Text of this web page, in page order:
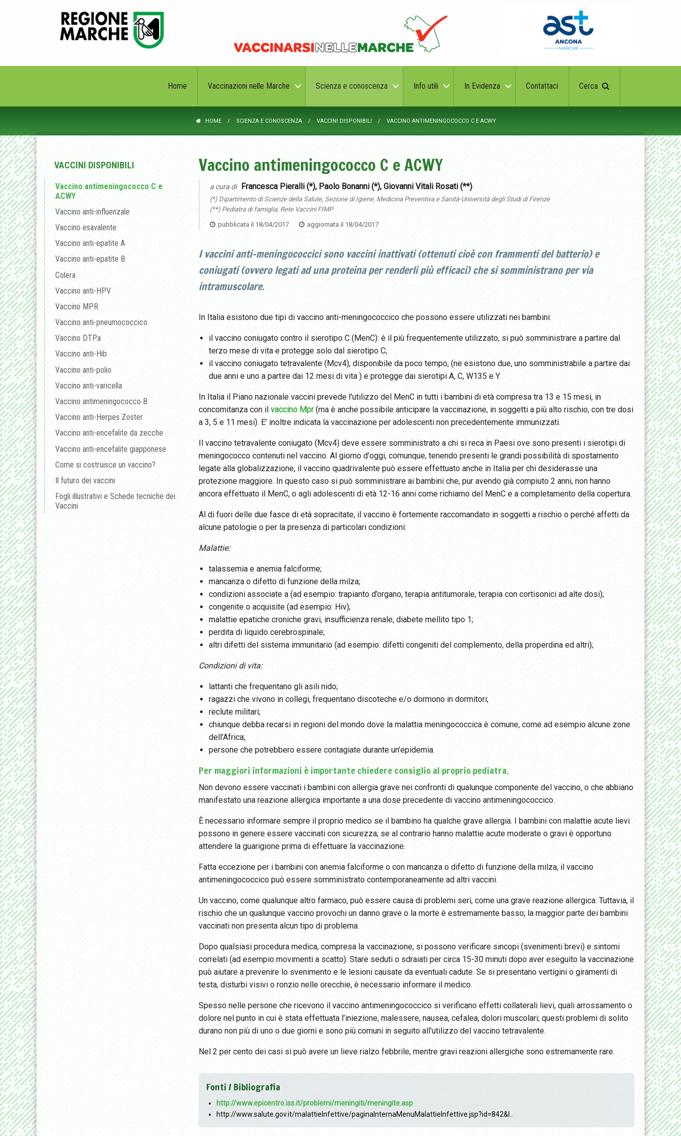
Home Vaccinazioni nelle Marche Scienza e conoscenza Info utili In Evidenza Contattaci Cerca
HOME SCIENZA E CONOSCENZA VACCINI DISPONIBILI VACCINO ANTIMENINGOCOCCO C E ACWY
VACCINI DISPONIBILI
Vaccino antimeningococco C e
ACWY
Vaccino anti-influenzale
Vaccino esavalente
Vaccino anti-epatite A
Vaccino anti-epatite B
Colera
Vaccino anti-HPV
Vaccino MPR
Vaccino anti-pneumococcico
Vaccino DTPa
Vaccino anti-Hib
Vaccino anti-polio
Vaccino anti-varicella
Vaccino antimeningococco B
Vaccino anti-Herpes Zoster
Vaccino anti-encefalite da zecche
Vaccino anti-encefalite giapponese
Come si costruisce un vaccino?
Il futuro dei vaccini
Fogli illustrativi e Schede tecniche dei
Vaccini
Vaccino antimeningococco C e ACWY
a cura di Francesca Pieralli (*), Paolo Bonanni (*), Giovanni Vitali Rosati (**)
(*) Dipartimento di Scienze della Salute, Sezione di Igiene, Medicina Preventiva e Sanità-Università degli Studi di Firenze
(**) Pediatra di famiglia, Rete Vaccini FIMP
pubblicata il 18/04/2017 aggiornata il 18/04/2017
I vaccini anti-meningococcici sono vaccini inattivati (ottenuti cioè con frammenti del batterio) e
coniugati (ovvero legati ad una proteina per renderli più efficaci) che si somministrano per via
intramuscolare.
In Italia esistono due tipi di vaccino anti-meningococcico che possono essere utilizzati nei bambini:
il vaccino coniugato contro il sierotipo C (MenC): è il più frequentemente utilizzato, si può somministrare a partire dal
terzo mese di vita e protegge solo dal sierotipo C;
il vaccino coniugato tetravalente (Mcv4), disponibile da poco tempo, (ne esistono due, uno somministrabile a partire dai
due anni e uno a partire dai 12 mesi di vita ) e protegge dai sierotipi A, C, W135 e Y.
In Italia il Piano nazionale vaccini prevede l'utilizzo del MenC in tutti i bambini di età compresa tra 13 e 15 mesi, in
concomitanza con il vaccino Mpr(ma è anche possibile anticipare la vaccinazione, in soggetti a più alto rischio, con tre dosi
a 3, 5 e 11 mesi). E’ inoltre indicata la vaccinazione per adolescenti non precedentemente immunizzati.
Il vaccino tetravalente coniugato (Mcv4) deve essere somministrato a chi si reca in Paesi ove sono presenti i sierotipi di
meningococco contenuti nel vaccino. Al giorno d'oggi, comunque, tenendo presenti le grandi possibilità di spostamento
legate alla globalizzazione, il vaccino quadrivalente può essere effettuato anche in Italia per chi desiderasse una
protezione maggiore. In questo caso si può somministrare ai bambini che, pur avendo già compiuto 2 anni, non hanno
ancora effettuato il MenC, o agli adolescenti di età 12-16 anni come richiamo del MenC e a completamento della copertura.
Al di fuori delle due fasce di età sopracitate, il vaccino è fortemente raccomandato in soggetti a rischio o perché affetti da
alcune patologie o per la presenza di particolari condizioni:
Malattie:
talassemia e anemia falciforme;
mancanza o difetto di funzione della milza;
condizioni associate a (ad esempio: trapianto d’organo, terapia antitumorale, terapia con cortisonici ad alte dosi);
congenite o acquisite (ad esempio: Hiv);
malattie epatiche croniche gravi, insufficienza renale, diabete mellito tipo 1;
perdita di liquido cerebrospinale;
altri difetti del sistema immunitario (ad esempio: difetti congeniti del complemento, della properdina ed altri);
Condizioni di vita:
lattanti che frequentano gli asili nido;
ragazzi che vivono in collegi, frequentano discoteche e/o dormono in dormitori;
reclute militari;
chiunque debba recarsi in regioni del mondo dove la malattia meningococcica è comune, come ad esempio alcune zone
dell’Africa;
persone che potrebbero essere contagiate durante un’epidemia.
Per maggiori informazioni è importante chiedere consiglio al proprio pediatra.
Non devono essere vaccinati i bambini con allergia grave nei confronti di qualunque componente del vaccino, o che abbiano
manifestato una reazione allergica importante a una dose precedente di vaccino antimeningococcico.
È necessario informare sempre il proprio medico se il bambino ha qualche grave allergia. I bambini con malattie acute lievi
possono in genere essere vaccinati con sicurezza; se al contrario hanno malattie acute moderate o gravi è opportuno
attendere la guarigione prima di effettuare la vaccinazione.
Fatta eccezione per i bambini con anemia falciforme o con mancanza o difetto di funzione della milza, il vaccino
antimeningococcico può essere somministrato contemporaneamente ad altri vaccini.
Un vaccino, come qualunque altro farmaco, può essere causa di problemi seri, come una grave reazione allergica. Tuttavia, il
rischio che un qualunque vaccino provochi un danno grave o la morte è estremamente basso; la maggior parte dei bambini
vaccinati non presenta alcun tipo di problema.
Dopo qualsiasi procedura medica, compresa la vaccinazione, si possono verificare sincopi (svenimenti brevi) e sintomi
correlati (ad esempio movimenti a scatto). Stare seduti o sdraiati per circa 15-30 minuti dopo aver eseguito la vaccinazione
può aiutare a prevenire lo svenimento e le lesioni causate da eventuali cadute. Se si presentano vertigini o giramenti di
testa, disturbi visivi o ronzio nelle orecchie, è necessario informare il medico.
Spesso nelle persone che ricevono il vaccino antimeningococcico si verificano effetti collaterali lievi, quali arrossamento o
dolore nel punto in cui è stata effettuata l’iniezione, malessere, nausea, cefalea, dolori muscolari; questi problemi di solito
durano non più di uno o due giorni e sono più comuni in seguito all'utilizzo del vaccino tetravalente.
Nel 2 per cento dei casi si può avere un lieve rialzo febbrile, mentre gravi reazioni allergiche sono estremamente rare.
Fonti / Bibliografia
http://www.epicentro.iss.it/problemi/meningiti/meningite.asp
http://www.salute.gov.it/malattieInfettive/paginaInternaMenuMalattieInfettive.jsp?id=842&l..